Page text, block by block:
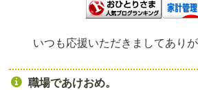
いつも応援いただきましてあり
職場であけおめ。